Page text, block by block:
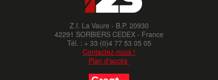
Z.I. La Vaure - B.P. 20930
42291 SORBIERS CEDEX - France
Tél. : + 33 (0)4 77 53 05 05
Contactez-nous !
Plan d'accès